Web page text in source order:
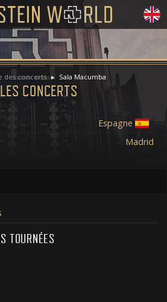
des concerts Sala Macumba
CONCERTS
Espagne
Madrid
TOURNÉES